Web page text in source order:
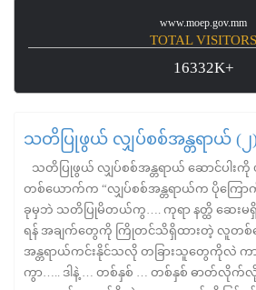
www.moep.gov.mm
TOTAL VISITORS
16332K+
သတိပြုဖွယ် လျှပ်စစ်အန္တရာယ် (၂
သတိပြုဖွယ် လျှပ်စစ်အန္တရာယ် ဆောင်ပါးကို
တစ်ယောက်က “လျှပ်စစ်အန္တရာယ်က ပိုကြေ
ခုမှဘဲ သတိပြုမိတယ်ကွ…. ကုရာ နတ္ထိ ဆေးမရှိ
ရန် အချက်တွေကို ကြိုတင်သိရှိထားတဲ့ လူတစ်
အန္တရာယ်ကင်းနိုင်သလို တခြားသူတွေကိုလဲ ကာ
ကွာ….. ဒါနဲ့ … တစ်နှစ် … တစ်နှစ် ဓာတ်လို